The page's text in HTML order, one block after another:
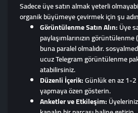
Sadece üye satın almak yeterli
organik büyümeye çevirmek için şu
Görüntülenme Satın Alın:Üye
paylaşımlarınızın görüntülenme
buna paralel olmalıdır.
ucuz Telegram görüntülenme
atabilirsiniz.
Düzenli İçerik:Günlük en az 1-
yapmaya özen gösterin.
Anketler ve Etkileşim: